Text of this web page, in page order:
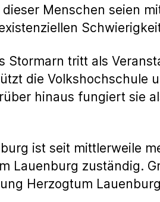
dieser Menschen seien
Stormarn tritt als
die Volkshochschule
hinaus fungiert sie
ist seit mittlerweile
Lauenburg zuständig.
Herzogtum